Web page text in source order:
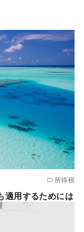
所得税
適用するためには